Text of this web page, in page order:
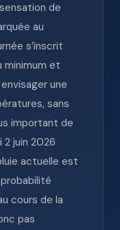
de
au
s’inscrit
minimum et
une
sans
important de
juin 2026
actuelle est
cours de la
pas